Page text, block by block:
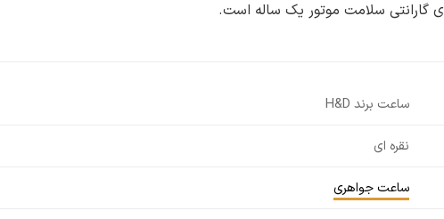
گارانتی سلامت موتور یک ساله است.
ساعت برند H&D
نقره ای
ساعت جواهری